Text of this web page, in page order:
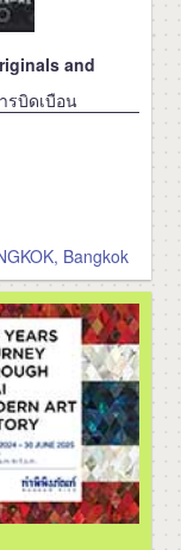
and
รบิดเบือน
Bangkok